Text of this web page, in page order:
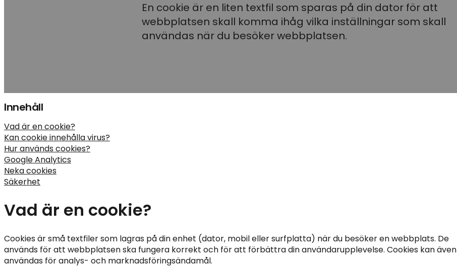
En cookie är en liten textfil som sparas på din dator för att
webbplatsen skall komma ihåg vilka inställningar som skall
användas när du besöker webbplatsen.
Innehåll
Vad är en cookie?
Kan cookie innehålla virus?
Hur används cookies?
Google Analytics
Neka cookies
Säkerhet
Vad är en cookie?
Cookies är små textfiler som lagras på din enhet (dator, mobil eller surfplatta) när du besöker en webbplats. De
används för att webbplatsen ska fungera korrekt och för att förbättra din användarupplevelse. Cookies kan även
användas för analys- och marknadsföringsändamål.